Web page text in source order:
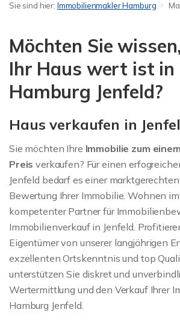
Jenfeld
Sie sind hier: Immobilienmakler Hamburg
Möchten Sie
Ihr Haus wert ist in
Hamburg Jenfeld?
Haus verkaufen in
Sie möchten Ihre Immobilie zum
Preis verkaufen? Für einen
Jenfeld bedarf es einer
Bewertung Ihrer Immobilie. Wohnen
kompetenter Partner für
Immobilienverkauf in Jenfeld.
Eigentümer von unserer langjährigen
exzellenten Ortskenntnis und top
unterstützen Sie diskret und
Wertermittlung und den Verkauf Ihrer
Hamburg Jenfeld.